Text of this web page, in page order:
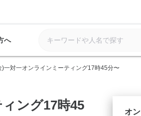
へ
)一対一オンラインミーティング17時45分〜
ング17時45
オ